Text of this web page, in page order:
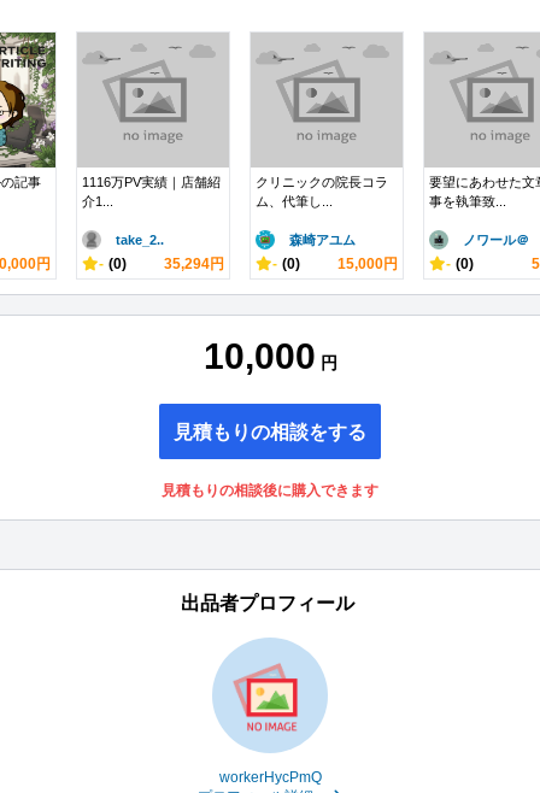
記事
円
1116万PV実績｜店舗紹
介1...
take_2..
- (0) 35,294円
クリニックの院長コラ
ム、代筆し...
森崎アユム
- (0) 15,000円
要望にあわせた文
事を執筆致...
ノワール＠
- (0)
10,000 円
見積もりの相談をする
見積もりの相談後に購入できます
出品者プロフィール
workerHycPmQ